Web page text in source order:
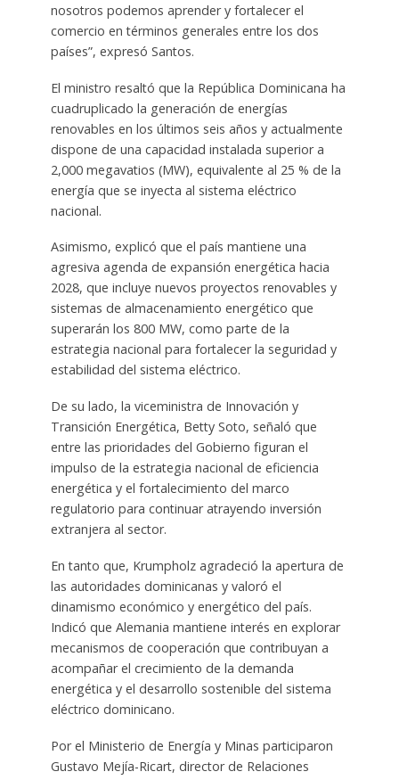
nosotros podemos aprender y fortalecer el
comercio en términos generales entre los dos
países”, expresó Santos.
El ministro resaltó que la República Dominicana ha
cuadruplicado la generación de energías
renovables en los últimos seis años y actualmente
dispone de una capacidad instalada superior a
2,000 megavatios (MW), equivalente al 25 % de la
energía que se inyecta al sistema eléctrico
nacional.
Asimismo, explicó que el país mantiene una
agresiva agenda de expansión energética hacia
2028, que incluye nuevos proyectos renovables y
sistemas de almacenamiento energético que
superarán los 800 MW, como parte de la
estrategia nacional para fortalecer la seguridad y
estabilidad del sistema eléctrico.
De su lado, la viceministra de Innovación y
Transición Energética, Betty Soto, señaló que
entre las prioridades del Gobierno figuran el
impulso de la estrategia nacional de eficiencia
energética y el fortalecimiento del marco
regulatorio para continuar atrayendo inversión
extranjera al sector.
En tanto que, Krumpholz agradeció la apertura de
las autoridades dominicanas y valoró el
dinamismo económico y energético del país.
Indicó que Alemania mantiene interés en explorar
mecanismos de cooperación que contribuyan a
acompañar el crecimiento de la demanda
energética y el desarrollo sostenible del sistema
eléctrico dominicano.
Por el Ministerio de Energía y Minas participaron
Gustavo Mejía-Ricart, director de Relaciones